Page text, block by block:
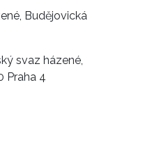
Budějovická
svaz házené,
Praha 4